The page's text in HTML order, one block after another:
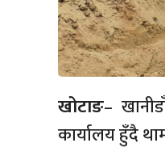
खोटाङ–
कार्यालय हुँदै